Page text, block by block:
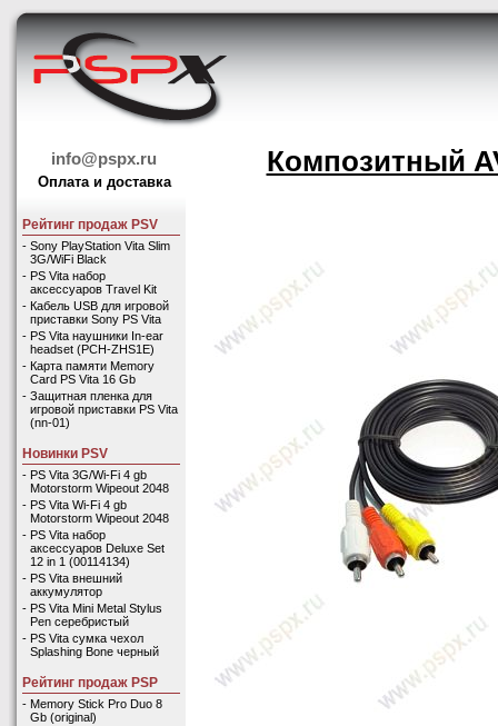
info@pspx.ru
Оплата и доставка
Рейтинг продаж PSV
- Sony PlayStation Vita Slim
3G/WiFi Black
- PS Vita набор
аксессуаров Travel Kit
- Кабель USB для игровой
приставки Sony PS Vita
- PS Vita наушники In-ear
headset (PCH-ZHS1E)
- Карта памяти Memory
Card PS Vita 16 Gb
- Защитная пленка для
игровой приставки PS Vita
(nn-01)
Новинки PSV
- PS Vita 3G/Wi-Fi 4 gb
Motorstorm Wipeout 2048
- PS Vita Wi-Fi 4 gb
Motorstorm Wipeout 2048
- PS Vita набор
аксессуаров Deluxe Set
12 in 1 (00114134)
- PS Vita внешний
аккумулятор
- PS Vita Mini Metal Stylus
Pen серебристый
- PS Vita сумка чехол
Splashing Bone черный
Рейтинг продаж PSP
- Memory Stick Pro Duo 8
Gb (original)
Композитный